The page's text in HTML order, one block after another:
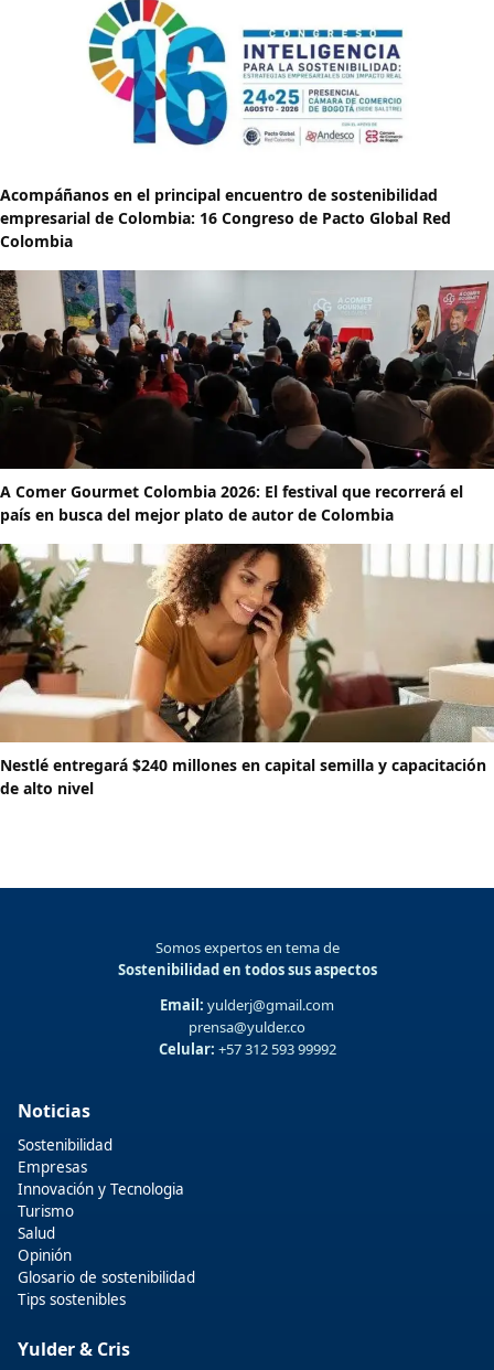
Acompáñanos en el principal encuentro de sostenibilidad
empresarial de Colombia: 16 Congreso de Pacto Global Red
Colombia
A Comer Gourmet Colombia 2026: El festival que recorrerá el
país en busca del mejor plato de autor de Colombia
Nestlé entregará $240 millones en capital semilla y capacitación
de alto nivel
Somos expertos en tema de
Sostenibilidad en todos sus aspectos
Email: yulderj@gmail.com
prensa@yulder.co
Celular: +57 312 593 99992
Noticias
Sostenibilidad
Empresas
Innovación y Tecnologia
Turismo
Salud
Opinión
Glosario de sostenibilidad
Tips sostenibles
Yulder & Cris